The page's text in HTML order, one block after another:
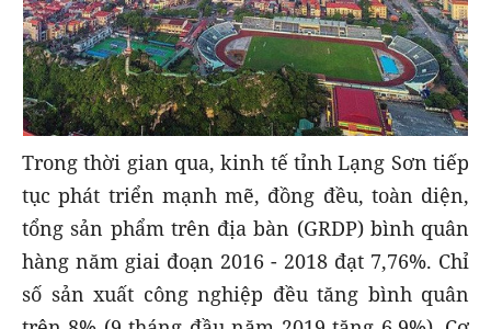
Trong thời gian qua, kinh tế tỉnh Lạng Sơn tiếp
tục phát triển mạnh mẽ, đồng đều, toàn diện,
tổng sản phẩm trên địa bàn (GRDP) bình quân
hàng năm giai đoạn 2016 - 2018 đạt 7,76%. Chỉ
số sản xuất công nghiệp đều tăng bình quân